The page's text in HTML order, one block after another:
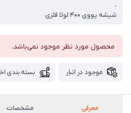
.
شیشه یووی ۴۰۰ لولا فلزی
محصول مورد نظر موجود نمی‌باشد.
موجود در انبار بسته بندی
معرفی مشخصات